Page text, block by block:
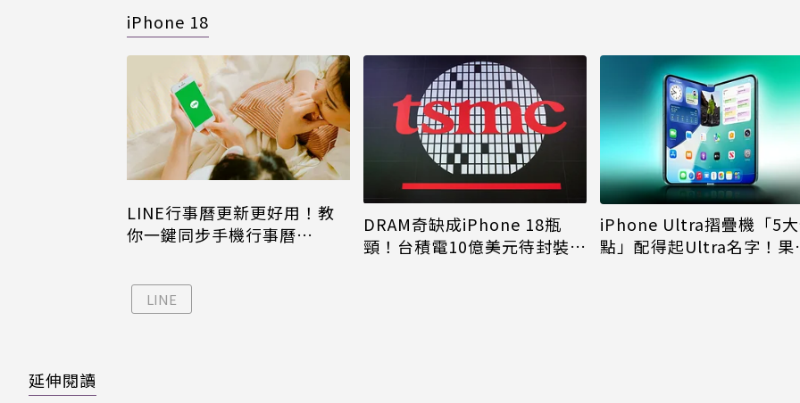
iPhone 18
LINE行事曆更新更好用！教
你一鍵同步手機行事曆
DRAM奇缺成iPhone 18瓶
頸！台積電10億美元待封裝晶
iPhone Ultra摺疊機「5
點」配得起Ultra名字！果
LINE
延伸閱讀